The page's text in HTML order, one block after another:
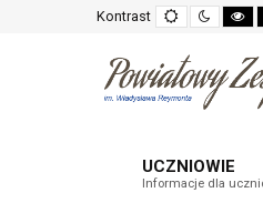
Kontrast
Default
mode
Night
mode
UCZNIOWIE
Informacje dla